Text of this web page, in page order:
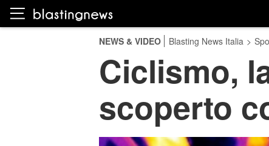
NEWS & VIDEO Blasting News Italia >
Ciclismo,
scoperto